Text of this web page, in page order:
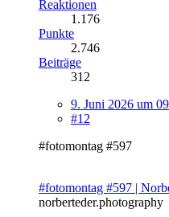
Reaktionen
1.176
Punkte
2.746
Beiträge
312
9. Juni 2026 um
#12
#fotomontag #597
#fotomontag #597 |
norberteder.photography